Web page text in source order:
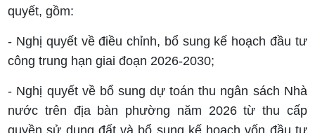
quyết, gồm:
- Nghị quyết về điều chỉnh, bổ sung kế hoạch đầu tư
công trung hạn giai đoạn 2026-2030;
- Nghị quyết về bổ sung dự toán thu ngân sách Nhà
nước trên địa bàn phường năm 2026 từ thu cấp